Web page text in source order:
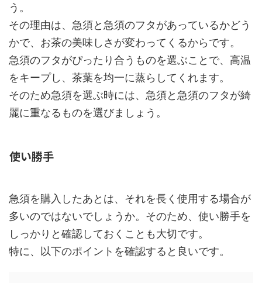
う。
その理由は、急須と急須のフタがあっているかどう
かで、お茶の美味しさが変わってくるからです。
急須のフタがぴったり合うものを選ぶことで、高温
をキープし、茶葉を均一に蒸らしてくれます。
そのため急須を選ぶ時には、急須と急須のフタが綺
麗に重なるものを選びましょう。
使い勝手
急須を購入したあとは、それを長く使用する場合が
多いのではないでしょうか。そのため、使い勝手を
しっかりと確認しておくことも大切です。
特に、以下のポイントを確認すると良いです。